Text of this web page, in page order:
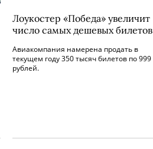
Лоукостер «Победа» увеличит
число самых дешевых билетов
Авиакомпания намерена продать в
текущем году 350 тысяч билетов по 999
рублей.